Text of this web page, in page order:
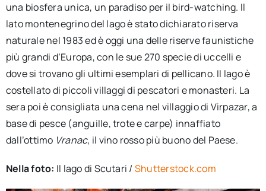
una biosfera unica, un paradiso per il bird-watching. Il
lato montenegrino del lago è stato dichiarato riserva
naturale nel 1983 ed è oggi una delle riserve faunistiche
più grandi d’Europa, con le sue 270 specie di uccelli e
dove si trovano gli ultimi esemplari di pellicano. Il lago è
costellato di piccoli villaggi di pescatori e monasteri. La
sera poi è consigliata una cena nel villaggio di Virpazar, a
base di pesce (anguille, trote e carpe) innaffiato
dall’ottimo Vranac, il vino rosso più buono del Paese.
Nella foto: Il lago di Scutari / Shutterstock.com